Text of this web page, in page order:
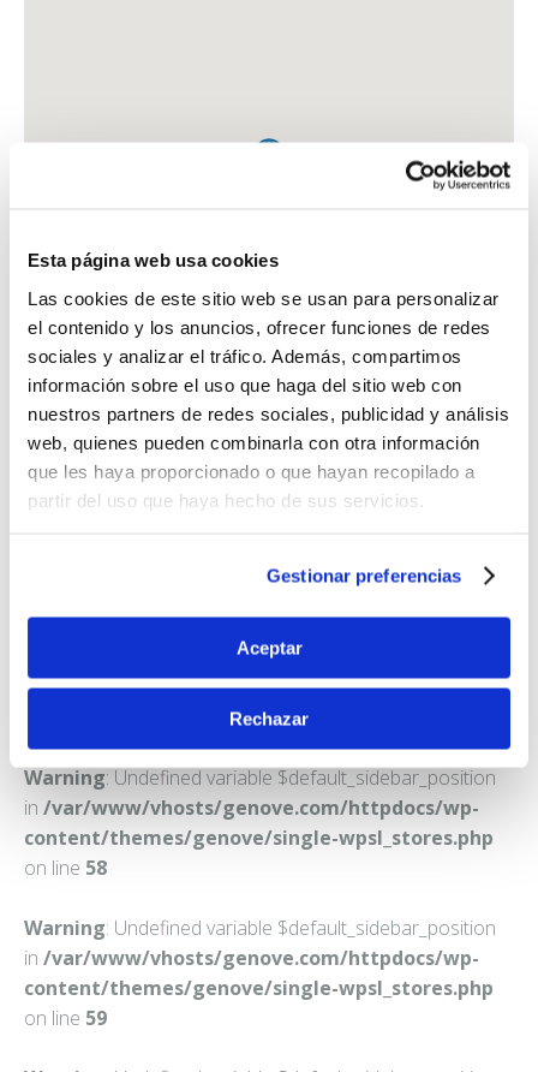
Esta página web usa cookies
Las cookies de este sitio web se usan para personalizar
el contenido y los anuncios, ofrecer funciones de redes
sociales y analizar el tráfico. Además, compartimos
información sobre el uso que haga del sitio web con
nuestros partners de redes sociales, publicidad y análisis
web, quienes pueden combinarla con otra información
que les haya proporcionado o que hayan recopilado a
partir del uso que haya hecho de sus servicios.
Gestionar preferencias
Aceptar
Rechazar
FARMACIA JUSTICIA GUZMAN, EMERENCIANA
C. GRANADA, 2
Warning: Undefined variable $default_sidebar_position
in /var/www/vhosts/genove.com/httpdocs/wp-
content/themes/genove/single-wpsl_stores.php
on line 58
Warning: Undefined variable $default_sidebar_position
in /var/www/vhosts/genove.com/httpdocs/wp-
content/themes/genove/single-wpsl_stores.php
on line 59